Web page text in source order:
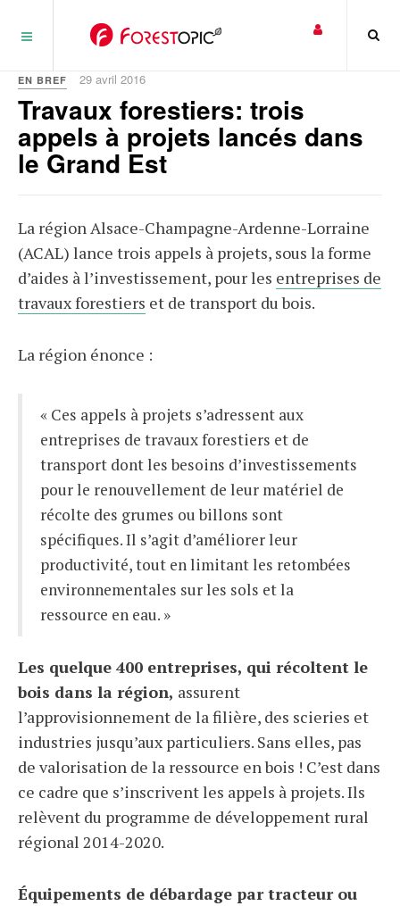
EN BREF 29 avril 2016
Travaux forestiers: trois
appels à projets lancés dans
le Grand Est
La région Alsace-Champagne-Ardenne-Lorraine
(ACAL) lance trois appels à projets, sous la forme
d’aides à l’investissement, pour les entreprises de
travaux forestiers et de transport du bois.
La région énonce :
« Ces appels à projets s’adressent aux
entreprises de travaux forestiers et de
transport dont les besoins d’investissements
pour le renouvellement de leur matériel de
récolte des grumes ou billons sont
spécifiques. Il s’agit d’améliorer leur
productivité, tout en limitant les retombées
environnementales sur les sols et la
ressource en eau. »
Les quelque 400 entreprises, qui récoltent le
bois dans la région, assurent
l’approvisionnement de la filière, des scieries et
industries jusqu’aux particuliers. Sans elles, pas
de valorisation de la ressource en bois ! C’est dans
ce cadre que s’inscrivent les appels à projets. Ils
relèvent du programme de développement rural
régional 2014-2020.
Équipements de débardage par tracteur ou